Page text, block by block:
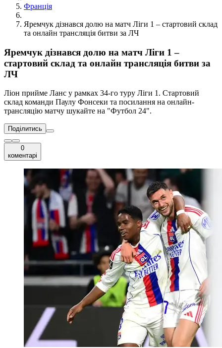
Франція
Яремчук дізнався долю на матч Ліги 1 – стартовий склад
та онлайн трансляція битви за ЛЧ
Яремчук дізнався долю на матч Ліги 1 –
стартовий склад та онлайн трансляція битви за
ЛЧ
Ліон прийме Ланс у рамках 34-го туру Ліги 1. Стартовий
склад команди Паулу Фонсеки та посилання на онлайн-
трансляцію матчу шукайте на "Футбол 24".
Поділитись
0
коментарі